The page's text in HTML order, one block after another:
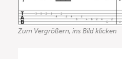
Zum Vergrößern, ins Bild klicken